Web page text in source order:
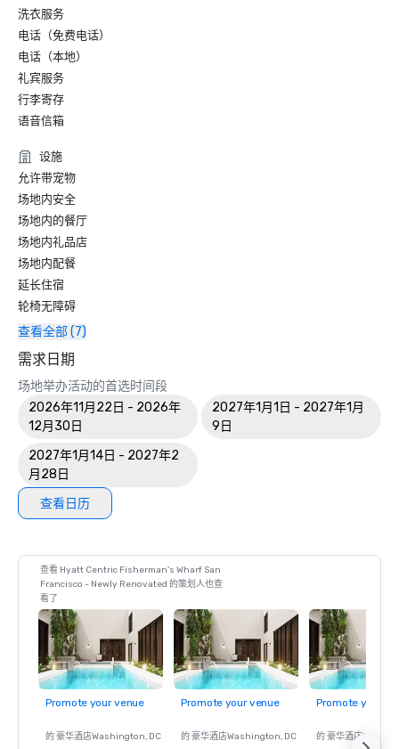
洗衣服务
电话（免费电话）
电话（本地）
礼宾服务
行李寄存
语音信箱
设施
允许带宠物
场地内安全
场地内的餐厅
场地内礼品店
场地内配餐
延长住宿
轮椅无障碍
查看全部 (7)
需求日期
场地举办活动的首选时间段
2026年11月22日 - 2026年
12月30日
2027年1月1日 - 2027年1月
9日
2027年1月14日 - 2027年2
月28日
查看日历
查看 Hyatt Centric Fisherman's Wharf San
Francisco - Newly Renovated 的策划人也查
看了
Promote your venue
的 豪华酒店Washington, DC
Promote your venue
的 豪华酒店Washington, DC
Promote your
的 豪华酒店